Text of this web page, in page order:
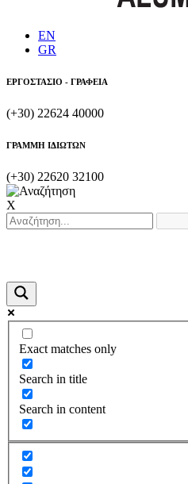
EN
GR
ΕΡΓΟΣΤΑΣΙΟ - ΓΡΑΦΕΙΑ
(+30) 22624 40000
ΓΡΑΜΜΗ ΙΔΙΩΤΩΝ
(+30) 22620 32100
X
Exact matches only
Search in title
Search in content